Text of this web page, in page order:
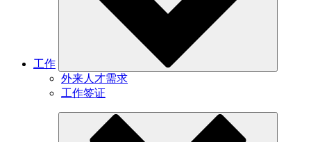
工作
外来人才需求
工作签证